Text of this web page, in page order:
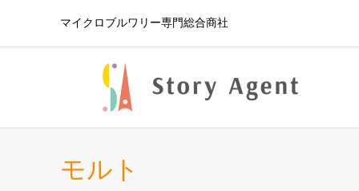
マイクロブルワリー専門総合商社
モルト